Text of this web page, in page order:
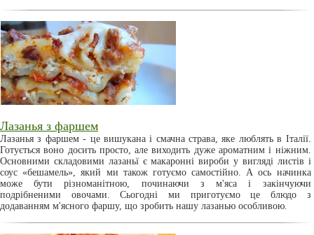
Лазанья з фаршем
Лазанья з фаршем - це вишукана і смачна страва, яке люблять в Італії.
Готується воно досить просто, але виходить дуже ароматним і ніжним.
Основними складовими лазаньї є макаронні вироби у вигляді листів і
соус «бешамель», який ми також готуємо самостійно. А ось начинка
може бути різноманітною, починаючи з м'яса і закінчуючи
подрібненими овочами. Сьогодні ми приготуємо це блюдо з
додаванням м'ясного фаршу, що зробить нашу лазанью особливою.